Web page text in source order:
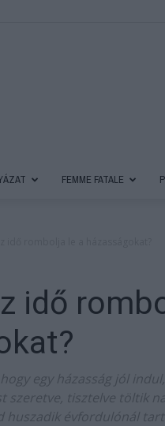
FEMME FATALE
idő
egy házasság jól
szeretve, tisztelve töltik
huszadik évfordulónál